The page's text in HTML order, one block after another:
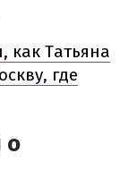
как Татьяна
где
о